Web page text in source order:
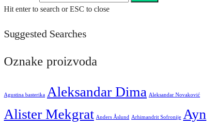
Hit enter to search or ESC to close
Suggested Searches
Oznake proizvoda
Agustina basterika Aleksandar Dima Aleksandar Novaković
Alister Mekgrat Anders Åslund Arhimandrit Sofronije Ayn